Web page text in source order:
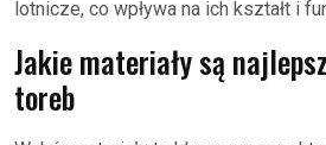
lotnicze, co wpływa na ich kształt i
Jakie materiały są
toreb